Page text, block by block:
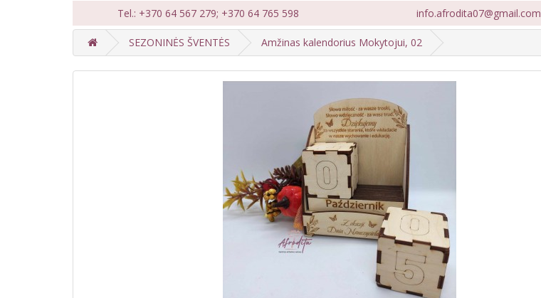
Tel.: +370 64 567 279; +370 64 765 598 info.afrodita07@gmail.com
SEZONINĖS ŠVENTĖS Amžinas kalendorius Mokytojui, 02